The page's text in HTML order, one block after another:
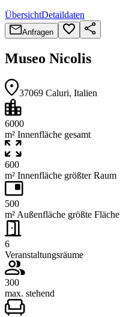
ÜbersichtDetaildaten
Anfragen
Museo Nicolis
37069 Caluri, Italien
6000
m² Innenfläche gesamt
600
m² Innenfläche größter Raum
500
m² Außenfläche größte Fläche
6
Veranstaltungsräume
300
max. stehend